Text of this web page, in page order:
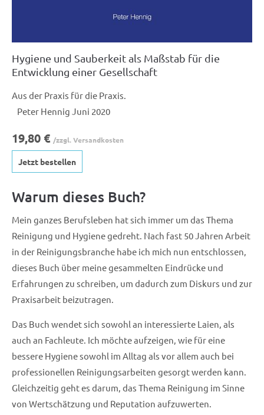
Hygiene und Sauberkeit als Maßstab für die
Entwicklung einer Gesellschaft
Aus der Praxis für die Praxis.
Peter Hennig Juni 2020
19,80 € /zzgl. Versandkosten
Jetzt bestellen
Warum dieses Buch?
Mein ganzes Berufsleben hat sich immer um das Thema
Reinigung und Hygiene gedreht. Nach fast 50 Jahren Arbeit
in der Reinigungsbranche habe ich mich nun entschlossen,
dieses Buch über meine gesammelten Eindrücke und
Erfahrungen zu schreiben, um dadurch zum Diskurs und zur
Praxisarbeit beizutragen.
Das Buch wendet sich sowohl an interessierte Laien, als
auch an Fachleute. Ich möchte aufzeigen, wie für eine
bessere Hygiene sowohl im Alltag als vor allem auch bei
professionellen Reinigungsarbeiten gesorgt werden kann.
Gleichzeitig geht es darum, das Thema Reinigung im Sinne
von Wertschätzung und Reputation aufzuwerten.